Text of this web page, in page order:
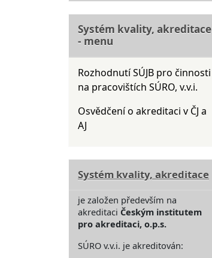
Systém kvality, akreditace
- menu
Rozhodnutí SÚJB pro činnosti
na pracovištích SÚRO, v.v.i.
Osvědčení o akreditaci v ČJ a
AJ
Systém kvality, akreditace
je založen především na
akreditaci Českým institutem
pro akreditaci, o.p.s.
SÚRO v.v.i. je akreditován: